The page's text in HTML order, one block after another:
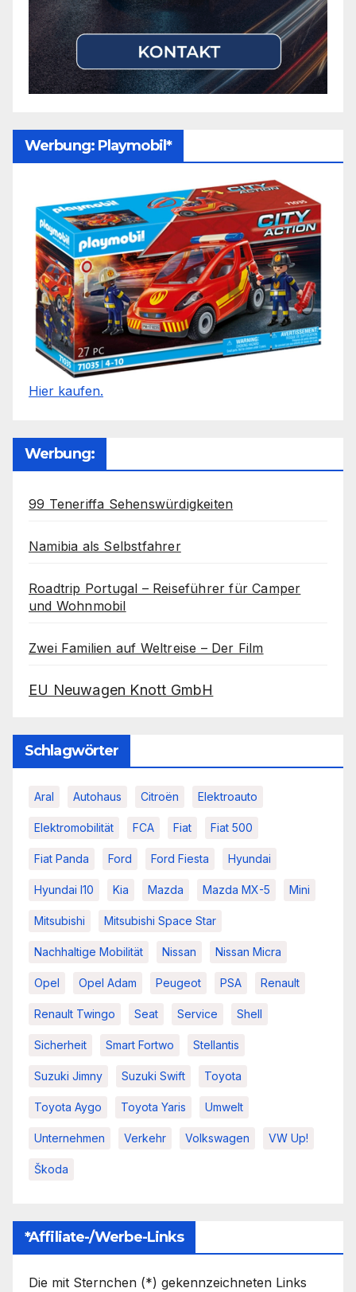
Werbung: Playmobil*
Hier kaufen.
Werbung:
99 Teneriffa Sehenswürdigkeiten
Namibia als Selbstfahrer
Roadtrip Portugal – Reiseführer für Camper
und Wohnmobil
Zwei Familien auf Weltreise – Der Film
EU Neuwagen Knott GmbH
Schlagwörter
Aral Autohaus Citroën Elektroauto
Elektromobilität FCA Fiat Fiat 500
Fiat Panda Ford Ford Fiesta Hyundai
Hyundai I10 Kia Mazda Mazda MX-5 Mini
Mitsubishi Mitsubishi Space Star
Nachhaltige Mobilität Nissan Nissan Micra
Opel Opel Adam Peugeot PSA Renault
Renault Twingo Seat Service Shell
Sicherheit Smart Fortwo Stellantis
Suzuki Jimny Suzuki Swift Toyota
Toyota Aygo Toyota Yaris Umwelt
Unternehmen Verkehr Volkswagen VW Up!
Škoda
*Affiliate-/Werbe-Links
Die mit Sternchen (*) gekennzeichneten Links